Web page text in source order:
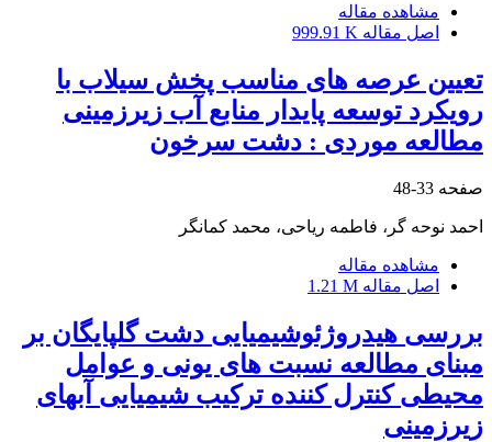
مشاهده مقاله
اصل مقاله 999.91 K
تعیین عرصه های مناسب پخش سیلاب با
رویکرد توسعه پایدار منابع آب زیرزمینی
مطالعه موردی : دشت سرخون
صفحه 33-48
احمد نوحه گر، فاطمه ریاحی، محمد کمانگر
مشاهده مقاله
اصل مقاله 1.21 M
بررسی هیدروژئوشیمیایی دشت گلپایگان بر
مبنای مطالعه نسبت های یونی و عوامل
محیطی کنترل کننده ترکیب شیمیایی آبهای
زیرزمینی